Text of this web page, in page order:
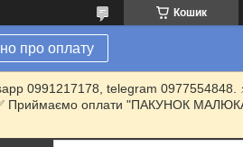
Кошик
про оплату
0991217178, telegram 0977554848.
✅ Приймаємо оплати "ПАКУНОК